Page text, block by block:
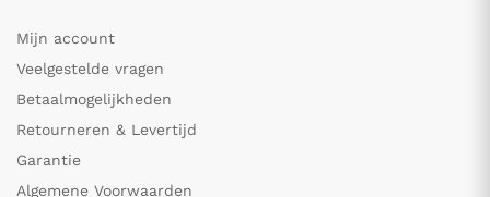
Mijn account
Veelgestelde vragen
Betaalmogelijkheden
Retourneren & Levertijd
Garantie
Algemene Voorwaarden